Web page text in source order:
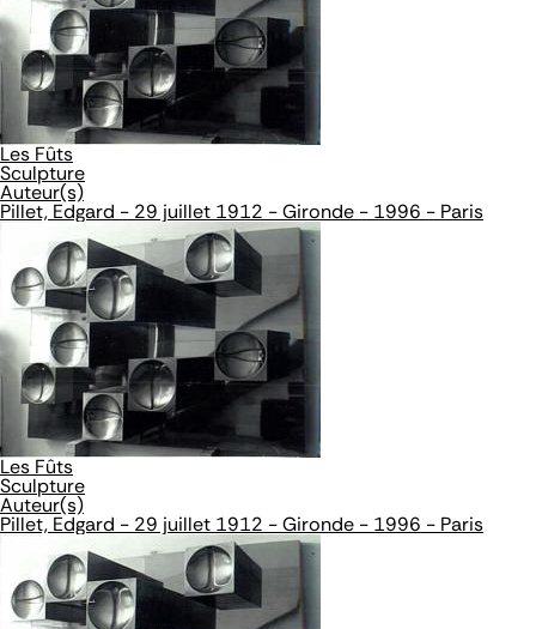
Les Fûts
Sculpture
Auteur(s)
Pillet, Edgard - 29 juillet 1912 - Gironde - 1996 - Paris
Les Fûts
Sculpture
Auteur(s)
Pillet, Edgard - 29 juillet 1912 - Gironde - 1996 - Paris